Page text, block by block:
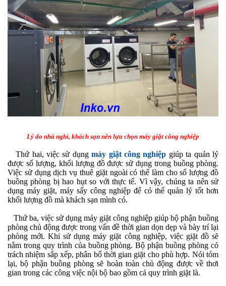
Lý do nhà nghỉ, khách sạn nên lựa chọn máy giặt công nghiệp
Thứ hai, việc sử dụngmáy giặt công nghiệp giúp ta quản lý
được số lượng, khối lượng đồ được sử dụng trong buồng phòng.
Việc sử dụng dịch vụ thuê giặt ngoài có thể làm cho số lượng đồ
buồng phòng bị hao hụt so với thực tế. Vì vậy, chúng ta nên sử
dụng máy giặt, máy sấy công nghiệp để có thể quản lý tốt hơn
khối lượng đồ mà khách sạn mình có.
Thứ ba, việc sử dụng máy giặt công nghiệp giúp bộ phận buồng
phòng chủ động được trong vấn đề thời gian dọn dẹp và bày trí lại
phòng mới. Khi sử dụng máy giặt công nghiệp, việc giặt đồ sẽ
nằm trong quy trình của buồng phòng. Bộ phận buồng phòng có
trách nhiệm sắp xếp, phân bổ thời gian giặt cho phù hợp. Nói tóm
lại, bộ phận buồng phòng sẽ hoàn toàn chủ động được về thơi
gian trong các công việc nội bộ bao gồm cả quy trình giặt là.